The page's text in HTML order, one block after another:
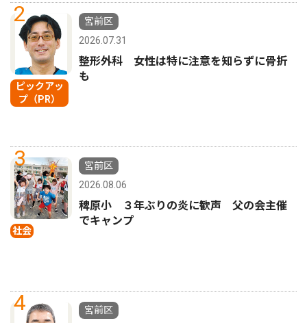
2
ピックアッ
プ（PR）
宮前区
2026.07.31
整形外科 女性は特に注意を知らずに骨折
も
3
社会
宮前区
2026.08.06
稗原小 ３年ぶりの炎に歓声 父の会主催
でキャンプ
4
宮前区